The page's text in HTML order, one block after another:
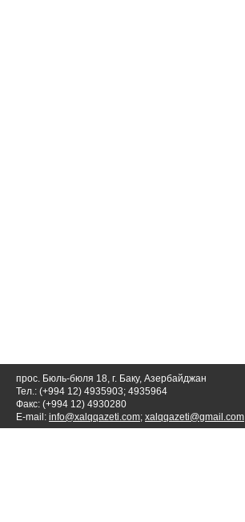
прос. Бюль-бюля 18, г. Баку, Азербайджан
Тел.: (+994 12) 4935903; 4935964
Факс: (+994 12) 4930280
E-mail: info@xalqqazeti.com; xalqqazeti@gmail.com